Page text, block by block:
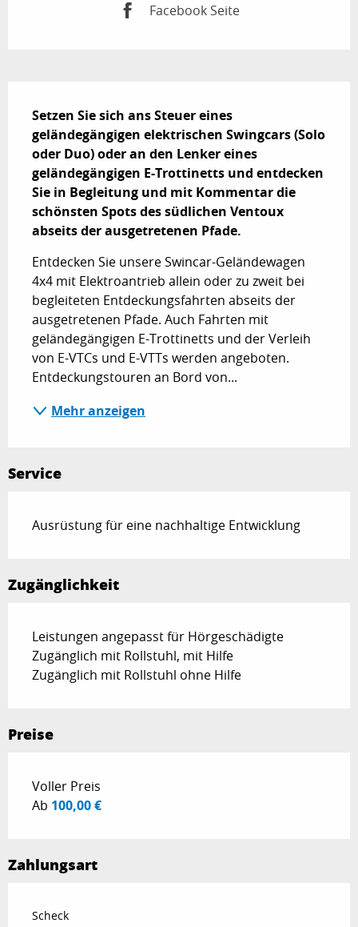
Facebook Seite
Setzen Sie sich ans Steuer eines
geländegängigen elektrischen Swingcars (Solo
oder Duo) oder an den Lenker eines
geländegängigen E-Trottinetts und entdecken
Sie in Begleitung und mit Kommentar die
schönsten Spots des südlichen Ventoux
abseits der ausgetretenen Pfade.
Entdecken Sie unsere Swincar-Geländewagen
4x4 mit Elektroantrieb allein oder zu zweit bei
begleiteten Entdeckungsfahrten abseits der
ausgetretenen Pfade. Auch Fahrten mit
geländegängigen E-Trottinetts und der Verleih
von E-VTCs und E-VTTs werden angeboten.
Entdeckungstouren an Bord von...
Mehr anzeigen
Service
Ausrüstung für eine nachhaltige Entwicklung
Zugänglichkeit
Leistungen angepasst für Hörgeschädigte
Zugänglich mit Rollstuhl, mit Hilfe
Zugänglich mit Rollstuhl ohne Hilfe
Preise
Preise 2026
Voller Preis
Ab 100,00 €
Zahlungsart
Scheck